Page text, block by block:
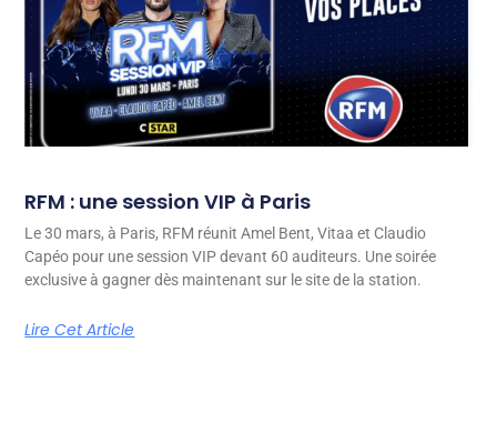
RFM : une session VIP à Paris
Le 30 mars, à Paris, RFM réunit Amel Bent, Vitaa et Claudio
Capéo pour une session VIP devant 60 auditeurs. Une soirée
exclusive à gagner dès maintenant sur le site de la station.
Lire Cet Article